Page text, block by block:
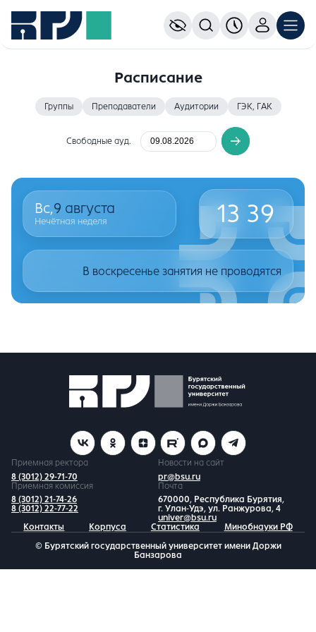
Расписание
Группы Преподаватели Аудитории ГЭК, ГАК
Свободные ауд.
Вс,9 августа
Нечётная неделя 13 39
В воскресенье занятия не проводятся
Приемная ректора
8 (3012) 29-71-70
Новости на сайт
pr@bsu.ru
Приемная комиссия
8 (3012) 21-74-26
8 (3012) 22-77-22
Почта
670000, Республика Бурятия,
г. Улан-Удэ, ул. Ранжурова, 4
univer@bsu.ru
Контакты
Корпуса Статистика Минобнауки РФ
© Бурятский государственный университет имени Доржи
Банзарова